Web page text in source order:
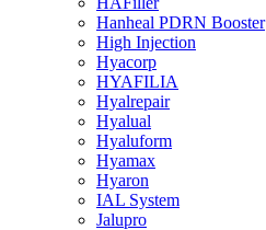
Hanheal PDRN Booster
High Injection
Hyacorp
HYAFILIA
Hyalrepair
Hyalual
Hyaluform
Hyamax
Hyaron
IAL System
Jalupro